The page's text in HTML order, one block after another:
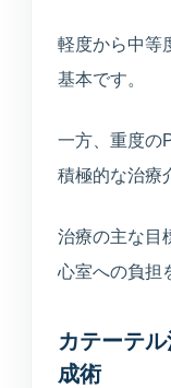
軽度から中等
基本です。
一方、重度の
積極的な治療
治療の主な目
心室への負担
カテーテ
成術